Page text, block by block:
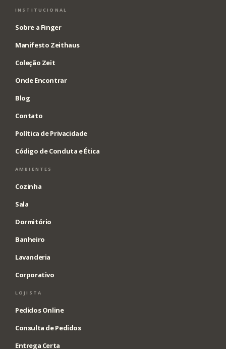
INSTITUCIONAL
Sobre a Finger
Manifesto Zeithaus
Coleção Zeit
Onde Encontrar
Blog
Contato
Política de Privacidade
Código de Conduta e Ética
AMBIENTES
Cozinha
Sala
Dormitório
Banheiro
Lavanderia
Corporativo
LOJISTA
Pedidos Online
Consulta de Pedidos
Entrega Certa